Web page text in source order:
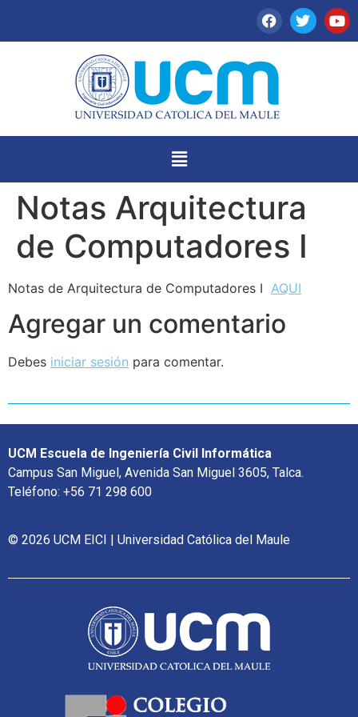
Notas Arquitectura
de Computadores I
Notas de Arquitectura de Computadores I AQUI
Agregar un comentario
Debes iniciar sesión para comentar.
UCM Escuela de Ingeniería Civil Informática
Campus San Miguel, Avenida San Miguel 3605, Talca.
Teléfono: +56 71 298 600
© 2026 UCM EICI | Universidad Católica del Maule